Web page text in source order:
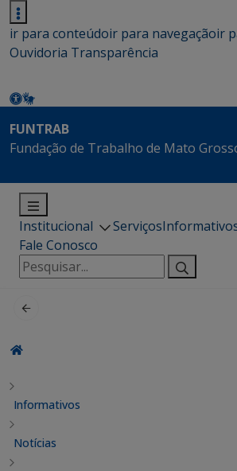
ir para conteúdoir para navegaçãoir
Ouvidoria Transparência
FUNTRAB
Fundação de Trabalho de Mato
Institucional Serviços
Fale Conosco
Pesquisar
por:
Informativos
Notícias